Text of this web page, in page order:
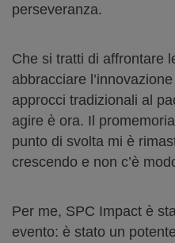
perseveranza.
Che si tratti di affrontare
abbracciare
approcci tradizionali al
agire è ora. Il
punto di svolta mi è
crescendo e non c’è
Per me, SPC Impact è
evento: è stato un